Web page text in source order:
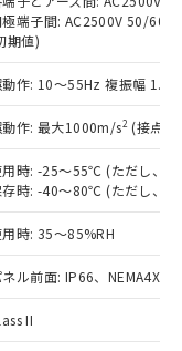
極端子間: AC2500V 50/
期値)
動作: 10～55Hz 複振幅
動作: 最大1000m/s2 (接点
用時: -25～55℃ (ただし、氷
存時: -40～80℃ (ただし、氷
時: 35～85%RH
ネル前面: IP66、NEMA4X,
II
」をご確認
果を当社の
洩または開
。
ト作成サー
は、I-Web
いる必要が
で当社にご
いて、当社
、当社の製
様との取
すること
り、予定
ド
ドするこ
すべてが基
いて有害物
な影響を
門へお問
置等に一切
に販売する
の内容を当
た当社は、
関係者が違
場合は、取
ャンセル
引先、ま
ン制御
員にご確
庫状況の
機種